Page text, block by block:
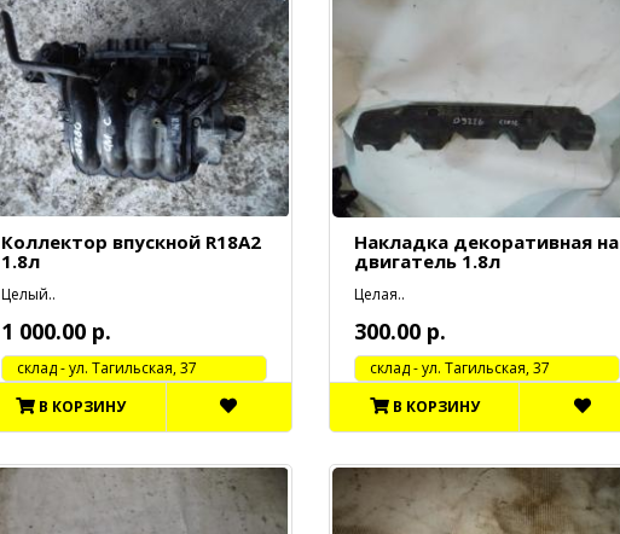
Коллектор впускной R18A2
1.8л
Целый..
1 000.00 р.
cклад - ул. Тагильская, 37
В КОРЗИНУ
Накладка декоративная на
двигатель 1.8л
Целая..
300.00 р.
cклад - ул. Тагильская, 37
В КОРЗИНУ